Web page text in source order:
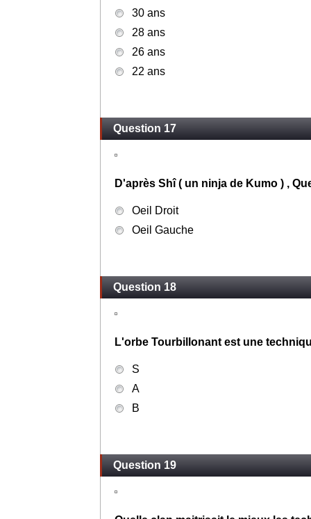
30 ans
28 ans
26 ans
22 ans
Question 17
D'après Shî ( un ninja de Kumo ) ,
Oeil Droit
Oeil Gauche
Question 18
L'orbe Tourbillonant est une
S
A
B
Question 19